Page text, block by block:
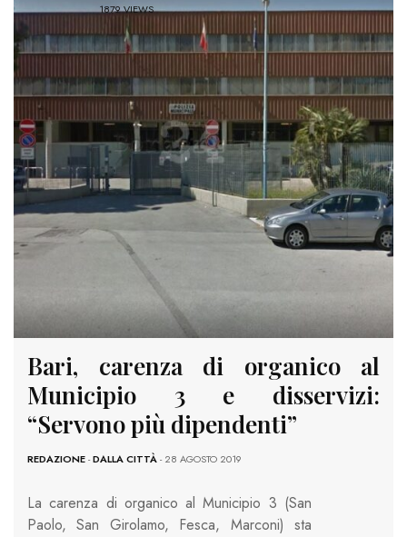
1879 VIEWS
Bari, carenza di organico al
Municipio 3 e disservizi:
“Servono più dipendenti”
REDAZIONE-DALLA CITTÀ- 28 AGOSTO 2019
La carenza di organico al Municipio 3 (San
Paolo, San Girolamo, Fesca, Marconi) sta